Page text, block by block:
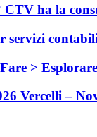
ha la
servizi
>
Vercelli –